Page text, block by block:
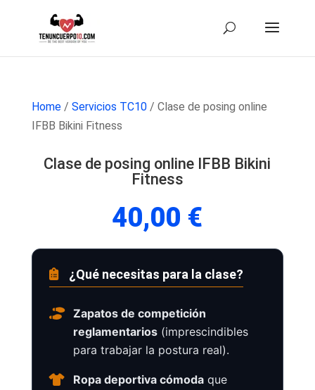
Home/ Servicios TC10/ Clase de posing online
IFBB Bikini Fitness
Clase de posing online IFBB Bikini
Fitness
40,00 €
¿Qué necesitas para la clase?
Zapatos de competición
reglamentarios(imprescindibles
para trabajar la postura real).
Ropa deportiva cómodaque